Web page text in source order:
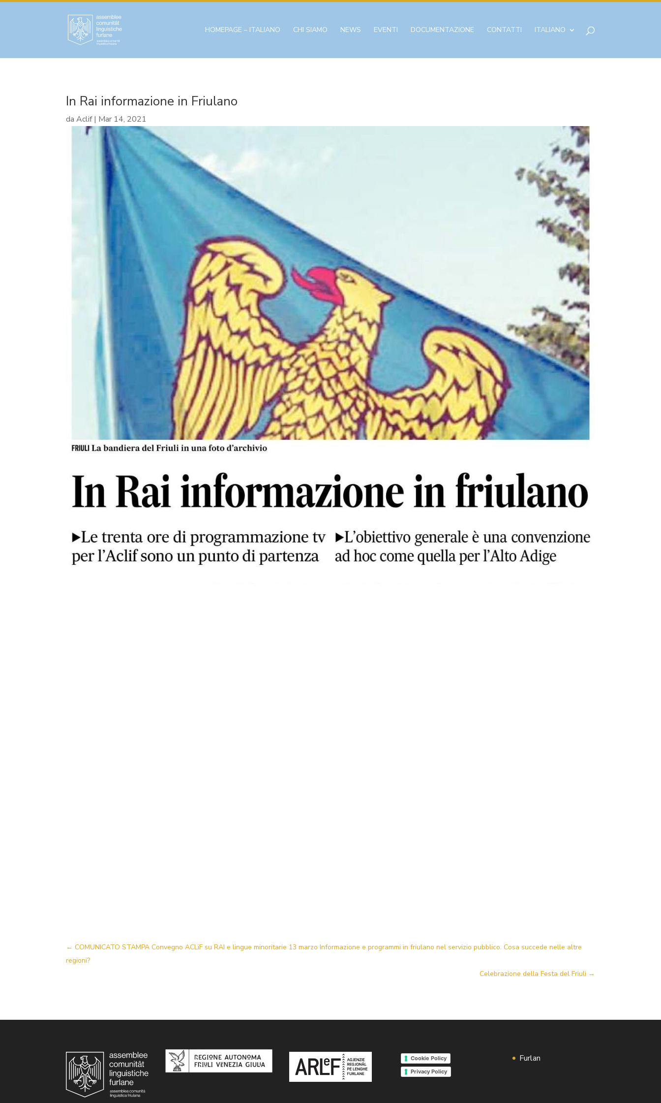
HOMEPAGE – ITALIANO CHI SIAMO NEWS EVENTI DOCUMENTAZIONE CONTATTI ITALIANO
In Rai informazione in Friulano
daAclif| Mar 14, 2021
←COMUNICATO STAMPA Convegno ACLiF su RAI e lingue minoritarie 13 marzo Informazione e programmi in friulano nel servizio pubblico. Cosa succede nelle altre
regioni?
Celebrazione della Festa del Friuli →
Cookie Policy
Privacy Policy
Furlan